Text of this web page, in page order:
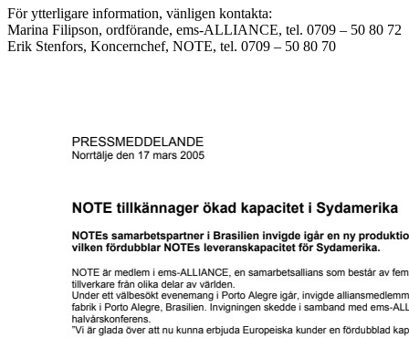
För ytterligare information, vänligen kontakta:
Marina Filipson, ordförande, ems-ALLIANCE, tel. 0709 – 50 80 72
Erik Stenfors, Koncernchef, NOTE, tel. 0709 – 50 80 70